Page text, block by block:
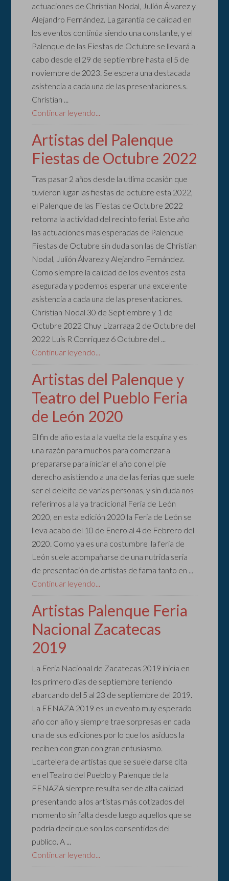
actuaciones de Christian Nodal, Julión Álvarez y
Alejandro Fernández. La garantía de calidad en
los eventos continúa siendo una constante, y el
Palenque de las Fiestas de Octubre se llevará a
cabo desde el 29 de septiembre hasta el 5 de
noviembre de 2023. Se espera una destacada
asistencia a cada una de las presentaciones.s.
Christian ...
Continuar leyendo...
Artistas del Palenque
Fiestas de Octubre 2022
Tras pasar 2 años desde la utlima ocasión que
tuvieron lugar las fiestas de octubre esta 2022,
el Palenque de las Fiestas de Octubre 2022
retoma la actividad del recinto ferial. Este año
las actuaciones mas esperadas de Palenque
Fiestas de Octubre sin duda son las de Christian
Nodal, Julión Álvarez y Alejandro Fernández.
Como siempre la calidad de los eventos esta
asegurada y podemos esperar una excelente
asistencia a cada una de las presentaciones.
Christian Nodal 30 de Septiembre y 1 de
Octubre 2022 Chuy Lizarraga 2 de Octubre del
2022 Luis R Conriquez 6 Octubre del ...
Continuar leyendo...
Artistas del Palenque y
Teatro del Pueblo Feria
de León 2020
El fin de año esta a la vuelta de la esquina y es
una razón para muchos para comenzar a
prepararse para iniciar el año con el pie
derecho asistiendo a una de las ferias que suele
ser el deleite de varias personas, y sin duda nos
referimos a la ya tradicional Feria de León
2020, en esta edición 2020 la Feria de León se
lleva acabo del 10 de Enero al 4 de Febrero del
2020. Como ya es una costumbre la feria de
León suele acompañarse de una nutrida seria
de presentación de artistas de fama tanto en ...
Continuar leyendo...
Artistas Palenque Feria
Nacional Zacatecas
2019
La Feria Nacional de Zacatecas 2019 inicia en
los primero días de septiembre teniendo
abarcando del 5 al 23 de septiembre del 2019.
La FENAZA 2019 es un evento muy esperado
año con año y siempre trae sorpresas en cada
una de sus ediciones por lo que los asiduos la
reciben con gran con gran entusiasmo.
Lcartelera de artistas que se suele darse cita
en el Teatro del Pueblo y Palenque de la
FENAZA siempre resulta ser de alta calidad
presentando a los artistas más cotizados del
momento sin falta desde luego aquellos que se
podría decir que son los consentidos del
publico. A ...
Continuar leyendo...